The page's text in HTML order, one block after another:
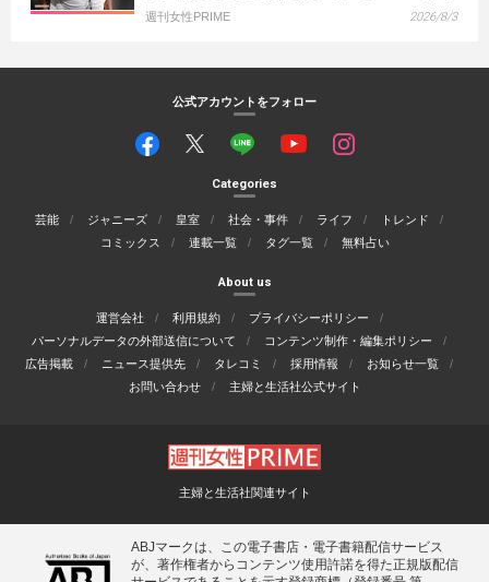
週刊女性PRIME 2026/8/3
公式アカウントをフォロー
Categories
芸能 ジャニーズ 皇室 社会・事件 ライフ
トレンド
コミックス
連載一覧 タグ一覧 無料占い
About us
運営会社 利用規約
プライバシーポリシー
パーソナルデータの外部送信について
コンテンツ制作・編集ポリシー
広告掲載
ニュース提供先 タレコミ 採用情報
お知らせ一覧
お問い合わせ
主婦と生活社公式サイト
主婦と生活社関連サイト
ABJマークは、この電子書店・電子書籍配信サービス
が、著作権者からコンテンツ使用許諾を得た正規版配信